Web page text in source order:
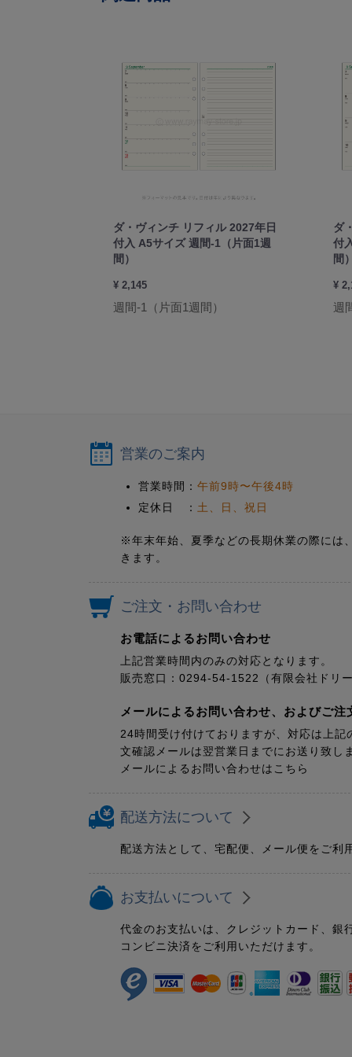
ダ・ヴィンチ リフィル 2027年日
付入 A5サイズ 週間-1（片面1週
間）
¥ 2,145
週間-1（片面1週間）
ダ
付
間
¥
週
営業のご案内
営業時間： 午前9時〜午後4時
定休日 ： 土、日、祝日
※年末年始、夏季などの長期休業の際には
きます。
ご注文・お問い合わせ
お電話によるお問い合わせ
上記営業時間内のみの対応となります。
販売窓口：0294-54-1522（有限会社ドリ
メールによるお問い合わせ、およびご注
24時間受け付けておりますが、対応は上記
文確認メールは翌営業日までにお送り致し
メールによるお問い合わせはこちら
配送方法について
配送方法として、宅配便、メール便をご利
お支払いについて
代金のお支払いは、クレジットカード、銀
コンビニ決済をご利用いただけます。